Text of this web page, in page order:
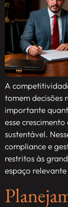
A
tomem decisões
importante
esse
sustentável.
compliance e
restritos às
espaço